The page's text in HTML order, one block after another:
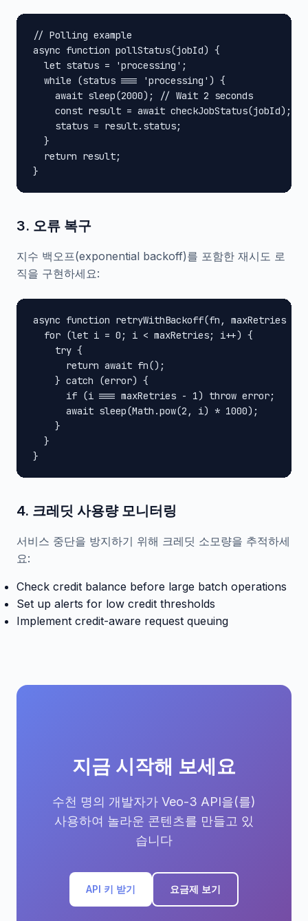
// Polling example
async function pollStatus(jobId) {
  let status = 'processing';
  while (status === 'processing') {
    await sleep(2000); // Wait 2 seconds
    const result = await checkJobStatus(jobId);
    status = result.status;
  }
  return result;
}
3. 오류 복구
지수 백오프(exponential backoff)를 포함한 재시도 로
직을 구현하세요:
async function retryWithBackoff(fn, maxRetries =
  for (let i = 0; i < maxRetries; i++) {
    try {
      return await fn();
    } catch (error) {
      if (i === maxRetries - 1) throw error;
      await sleep(Math.pow(2, i) * 1000);
    }
  }
}
4. 크레딧 사용량 모니터링
서비스 중단을 방지하기 위해 크레딧 소모량을 추적하세
요:
Check credit balance before large batch operations
Set up alerts for low credit thresholds
Implement credit-aware request queuing
지금 시작해 보세요
수천 명의 개발자가 Veo-3 API을(를)
사용하여 놀라운 콘텐츠를 만들고 있
습니다
API 키 받기 요금제 보기